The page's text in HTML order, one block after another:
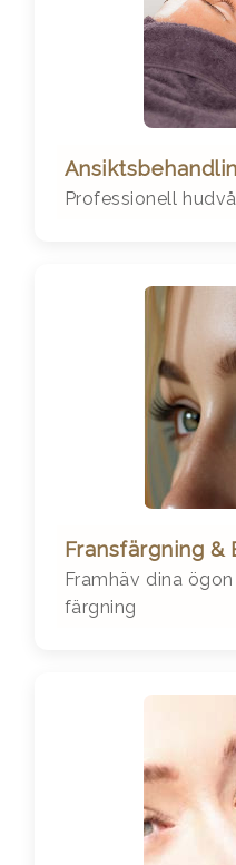
Professionell
Fransfärgning &
Framhäv dina
färgning